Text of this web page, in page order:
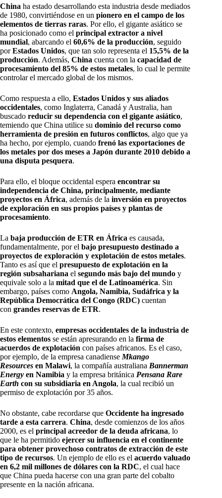
China ha estado desarrollando esta industria desde mediados
de 1980, convirtiéndose en un pionero en el campo de los
elementos de tierras raras. Por ello, el gigante asiático se
ha posicionado como el principal extractor a nivel
mundial, abarcando el 60,6% de la producción, seguido
porEstados Unidos, que tan solo representa el 15,5% de la
producción. Además, China cuenta con la capacidad de
procesamiento del 85% de estos metales, lo cual le permite
controlar el mercado global de los mismos.
Como respuesta a ello, Estados Unidos y sus aliados
occidentales, como Inglaterra, Canadá y Australia, han
buscado reducir su dependencia con el gigante asiático,
temiendo que China utilice su dominio del recurso como
herramienta de presión en futuros conflictos, algo que ya
ha hecho, por ejemplo, cuando frenó las exportaciones de
los metales por dos meses a Japón durante 2010 debido a
una disputa pesquera.
Para ello, el bloque occidental espera encontrar su
independencia de China, principalmente, mediante
proyectos en África, además de la inversión en proyectos
de exploración en sus propios países y plantas de
procesamiento.
La baja producción de ETR en África es causada,
fundamentalmente, por el bajo presupuesto destinado a
proyectos de exploración y explotación de estos metales.
Tanto es así que el presupuesto de explotación en la
región subsahariana el segundo más bajo del mundo y
equivale solo a la mitad que el de Latinoamérica. Sin
embargo, países como Angola, Namibia, Sudáfrica y la
República Democrática del Congo (RDC) cuentan
con grandes reservas de ETR.
En este contexto, empresas occidentales de la industria de
estos elementos se están apresurando en la firma de
acuerdos de explotación con países africanos. Es el caso,
por ejemplo, de la empresa canadiense Mkango
Resources en Malawi, la compañía australiana Bannerman
Energy en Namibia y la empresa británica Pensana Rare
Earth con su subsidiaria en Angola, la cual recibió un
permiso de explotación por 35 años.
No obstante, cabe recordarse que Occidente ha ingresado
tarde a esta carrera. China, desde comienzos de los años
2000, es el principal acreedor de la deuda africana, lo
que le ha permitido ejercer su influencia en el continente
para obtener provechoso contratos de extracción de este
tipo de recursos. Un ejemplo de ello es el acuerdo valuado
en 6,2 mil millones de dólares con la RDC, el cual hace
que China pueda hacerse con una gran parte del cobalto
presente en la nación africana.